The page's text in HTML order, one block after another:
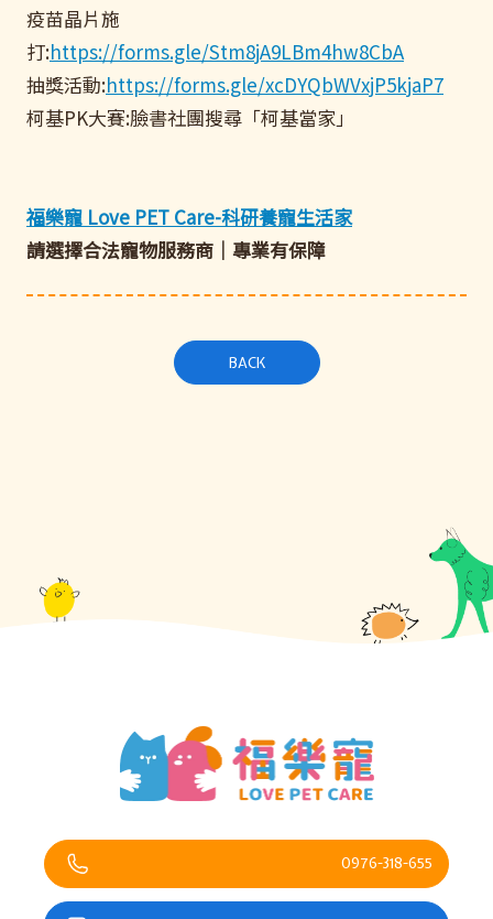
疫苗晶片施
打:https://forms.gle/Stm8jA9LBm4hw8CbA
抽獎活動:https://forms.gle/xcDYQbWVxjP5kjaP7
柯基PK大賽:臉書社團搜尋「柯基當家」
福樂寵 Love PET Care-科研養寵生活家
請選擇合法寵物服務商｜專業有保障
BACK
0976-318-655